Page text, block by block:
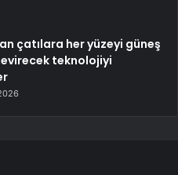
çatılara her yüzeyi güneş
teknolojiyi